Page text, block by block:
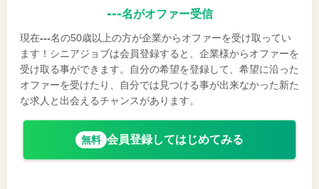
---名がオファー受信
現在---名の50歳以上の方が企業からオファーを受け取ってい
ます！シニアジョブは会員登録すると、企業様からオファーを
受け取る事ができます。自分の希望を登録して、希望に沿った
オファーを受けたり、自分では見つける事が出来なかった新た
な求人と出会えるチャンスがあります。
無料 会員登録してはじめてみる